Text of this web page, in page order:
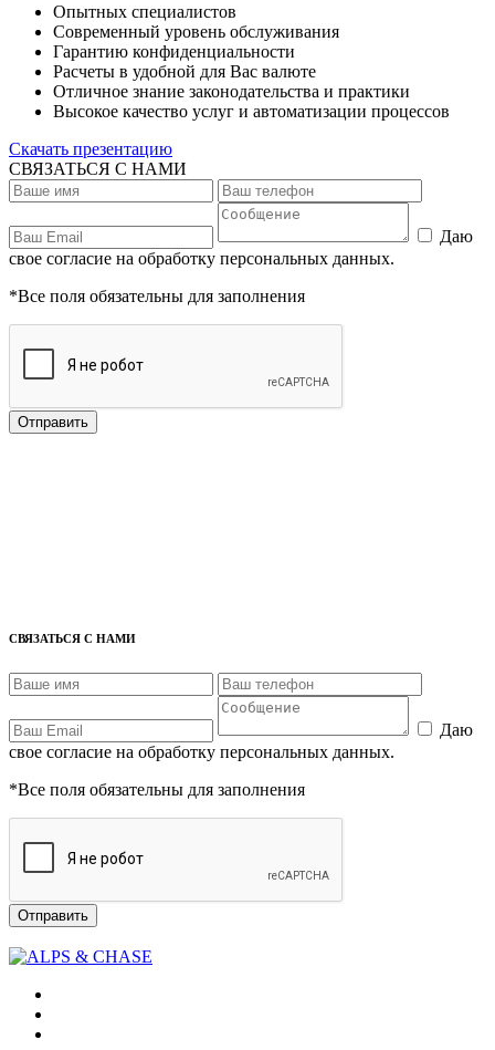
Опытных специалистов
Современный уровень обслуживания
Гарантию конфиденциальности
Расчеты в удобной для Вас валюте
Отличное знание законодательства и практики
Высокое качество услуг и автоматизации процессов
Скачать презентацию
СВЯЗАТЬСЯ С НАМИ
Даю
свое согласие на обработку персональных данных.
*Все поля обязательны для заполнения
Отправить
СВЯЗАТЬСЯ С НАМИ
Даю
свое согласие на обработку персональных данных.
*Все поля обязательны для заполнения
Отправить